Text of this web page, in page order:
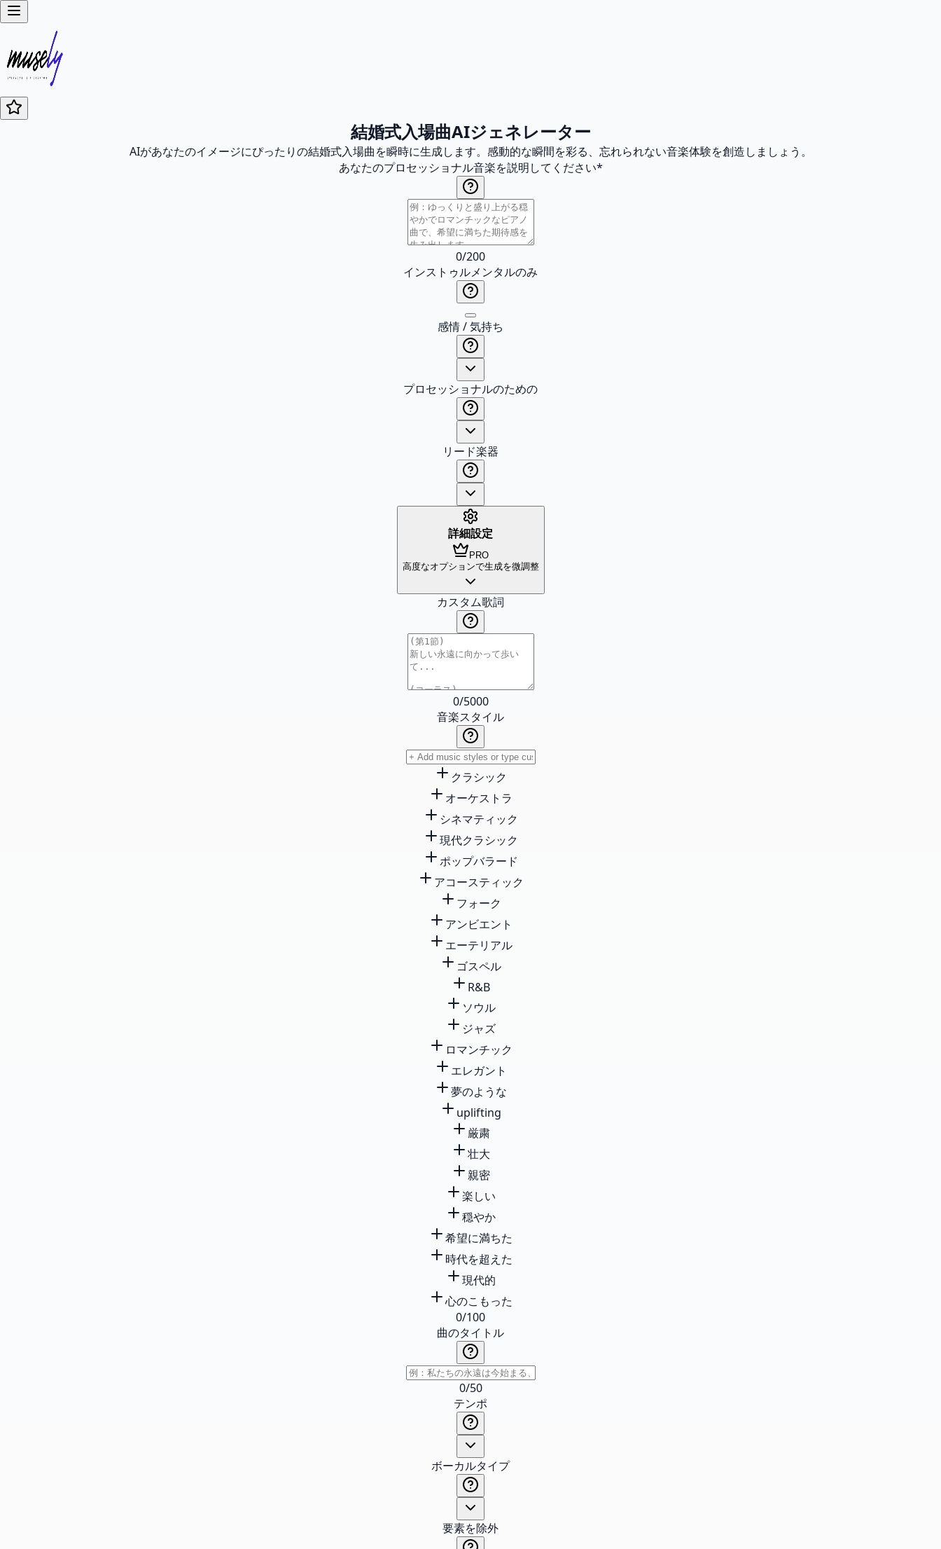
結婚式入場曲AIジェネレーター
AIがあなたのイメージにぴったりの結婚式入場曲を瞬時に生成します。感動的な瞬間を彩る、忘れられない音楽体験を創造しましょう。
あなたのプロセッショナル音楽を説明してください*
0/200
インストゥルメンタルのみ
感情 / 気持ち
プロセッショナルのための
リード楽器
詳細設定
PRO
高度なオプションで生成を微調整
カスタム歌詞
0/5000
音楽スタイル
クラシック
オーケストラ
シネマティック
現代クラシック
ポップバラード
アコースティック
フォーク
アンビエント
エーテリアル
ゴスペル
R&B
ソウル
ジャズ
ロマンチック
エレガント
夢のような
uplifting
厳粛
壮大
親密
楽しい
穏やか
希望に満ちた
時代を超えた
現代的
心のこもった
0/100
曲のタイトル
0/50
テンポ
ボーカルタイプ
要素を除外